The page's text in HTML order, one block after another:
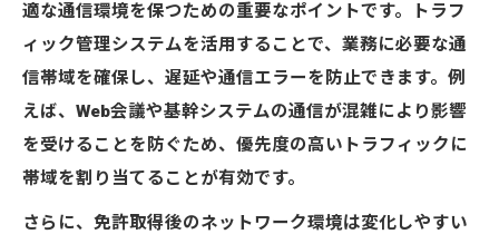
適な通信環境を保つための重要なポイントです。トラフ
ィック管理システムを活用することで、業務に必要な通
信帯域を確保し、遅延や通信エラーを防止できます。例
えば、Web会議や基幹システムの通信が混雑により影響
を受けることを防ぐため、優先度の高いトラフィックに
帯域を割り当てることが有効です。
さらに、免許取得後のネットワーク環境は変化しやすい